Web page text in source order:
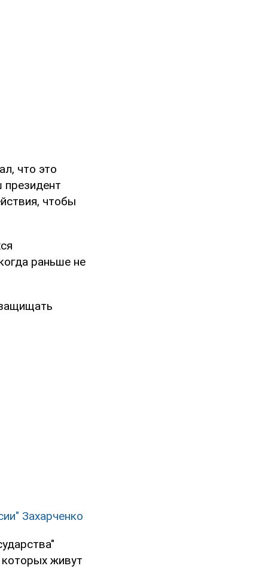
что это
президент
чтобы
раньше не
Захарченко
живут